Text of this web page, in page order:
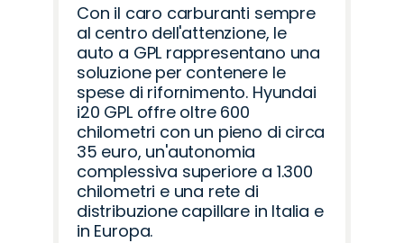
Con il caro carburanti sempre
al centro dell'attenzione, le
auto a GPL rappresentano una
soluzione per contenere le
spese di rifornimento. Hyundai
i20 GPL offre oltre 600
chilometri con un pieno di circa
35 euro, un'autonomia
complessiva superiore a 1.300
chilometri e una rete di
distribuzione capillare in Italia e
in Europa.